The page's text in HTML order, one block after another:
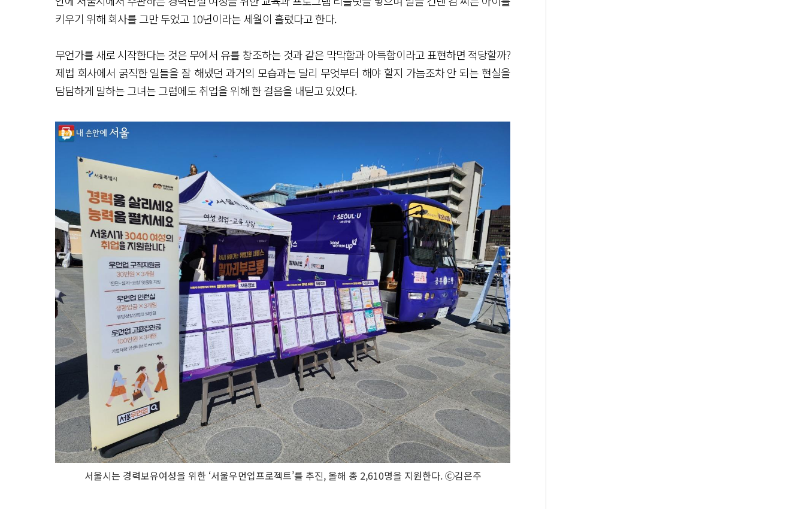
키우기 위해 회사를 그만 두었고 10년이라는 세월이 흘렀다고 한다.
무언가를 새로 시작한다는 것은 무에서 유를 창조하는 것과 같은 막막함과 아득함이라고 표현하면 적당할까?
제법 회사에서 굵직한 일들을 잘 해냈던 과거의 모습과는 달리 무엇부터 해야 할지 가늠조차 안 되는 현실을
담담하게 말하는 그녀는 그럼에도 취업을 위해 한 걸음을 내딛고 있었다.
서울시는 경력보유여성을 위한 ‘서울우먼업프로젝트’를 추진, 올해 총 2,610명을 지원한다. Ⓒ김은주